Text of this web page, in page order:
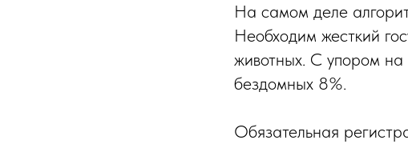
На самом деле
Необходим жесткий
животных. С упором на
бездомных 8%.
Обязательная